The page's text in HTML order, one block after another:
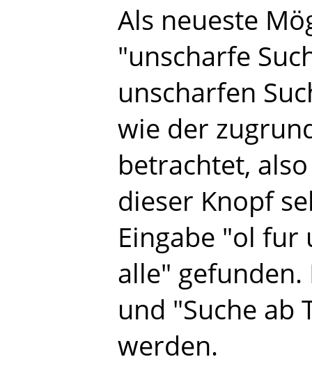
Als neueste
"unscharfe
unscharfen
wie der
betrachtet,
dieser Knopf
Eingabe "ol fur
alle"
und "Suche
werden.